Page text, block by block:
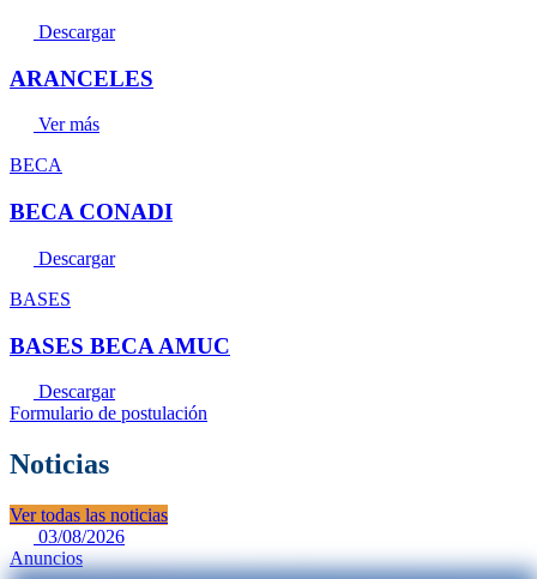
Descargar
ARANCELES
Ver más
BECA
BECA CONADI
Descargar
BASES
BASES BECA AMUC
Descargar
Formulario de postulación
Noticias
Ver todas las noticias
03/08/2026
Anuncios